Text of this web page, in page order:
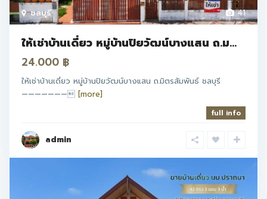
41
ชลบุรี
ให้เช่าบ้านเดี่ยว หมู่บ้านปิยวัฒน์บางแสน ถ.ม...
24.000 ฿
ให้เช่าบ้านเดี่ยว หมู่บ้านปิยวัฒน์บางแสน ถ.มิตรสัมพันธ์ ชลบุรี
——————— [more]
full info
admin